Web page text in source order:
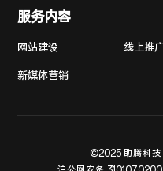
服务内容
网站建设 线上推
新媒体营销
©2025 助腾科